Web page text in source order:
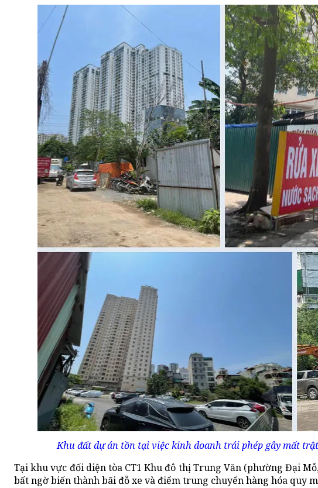
Khu đất dự án tồn tại việc kinh doanh trái phép gây mất
Tại khu vực đối diện tòa CT1 Khu đô thị Trung Văn (phường Đại
bất ngờ biến thành bãi đỗ xe và điểm trung chuyển hàng hóa quy